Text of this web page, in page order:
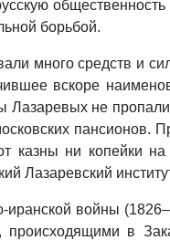
борьбой.
много средств и
вскоре
Лазаревых не
пансионов.
казны ни копейки
Лазаревский
войны
происходящими в